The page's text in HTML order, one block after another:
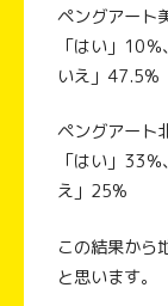
ペングアート
「はい」10
いえ」47.5%
ペングアート
「はい」33
え」25%
この結果から
と思います。